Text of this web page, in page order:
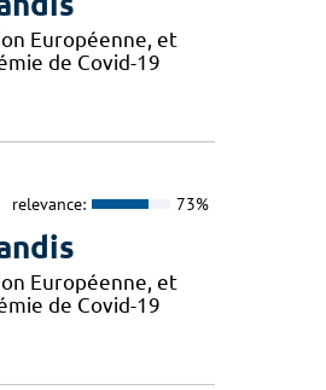
Européenne, et
de Covid-19
relevance: 73%
Européenne, et
de Covid-19